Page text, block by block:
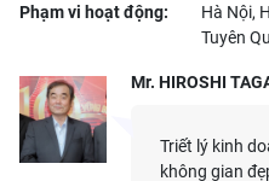
Phạm vi hoạt động:
Hà Nội,
Tuyên
Lạng
Phòng,
Định,
Mr. HIROSHI
Triết lý kinh
không gian